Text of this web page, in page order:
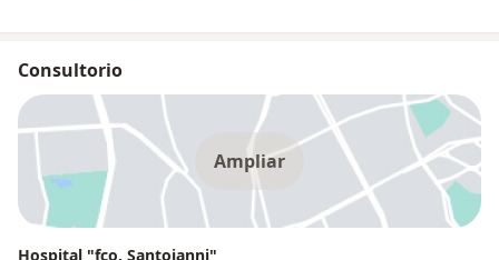
Consultorio
Ampliar
Hospital "fco. Santojanni"